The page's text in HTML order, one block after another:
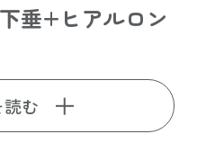
垂+ヒアルロン
む